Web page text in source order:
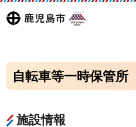
鹿児島
マグ
マシ
自転車等一時保管所
施設情報